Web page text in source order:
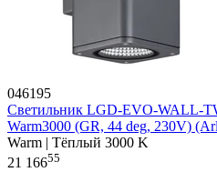
046195
Светильник LGD-EVO-WALL-
Warm3000 (GR, 44 deg, 230V)
Warm | Тёплый 3000 K
21 16655